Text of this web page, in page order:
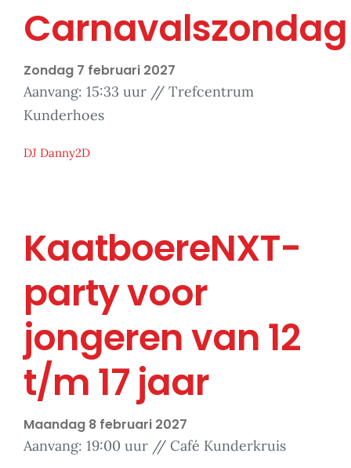
Carnavalszondag
Zondag 7 februari 2027
Aanvang: 15:33 uur // Trefcentrum
Kunderhoes
DJ Danny2D
KaatboereNXT-
party voor
jongeren van 12
t/m 17 jaar
Maandag 8 februari 2027
Aanvang: 19:00 uur // Café Kunderkruis